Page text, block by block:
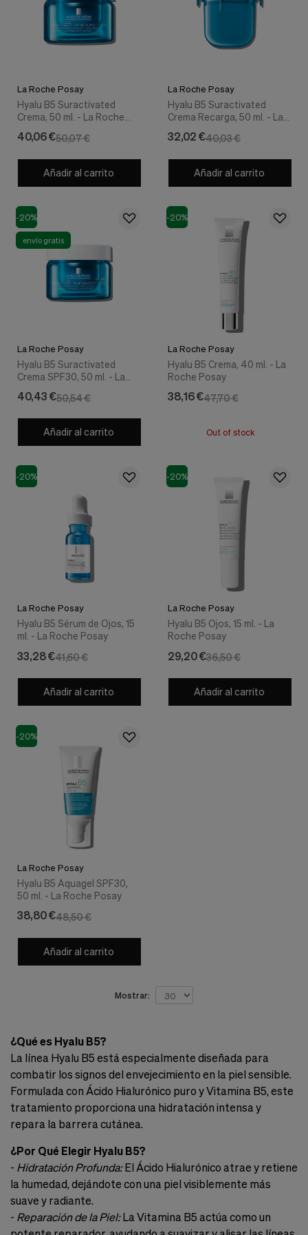
anuncios
pueden
interesantes
navegación.
Guardar preferencias
La Roche Posay
Hyalu B5 Suractivated
Crema, 50 ml. - La Roche
50,07 €
40,06 €
Añadir al carrito
La Roche Posay
Hyalu B5 Suractivated
Crema Recarga, 50 ml. - La
40,03 €
32,02 €
Añadir al carrito
-20%
envío gratis
La Roche Posay
Hyalu B5 Suractivated
Crema SPF30, 50 ml. - La
50,54 €
40,43 €
Añadir al carrito
-20%
La Roche Posay
Hyalu B5 Crema, 40 ml. - La
Roche Posay
47,70 €
38,16 €
Out of stock
-20%
La Roche Posay
Hyalu B5 Sérum de Ojos, 15
ml. - La Roche Posay
41,60 €
33,28 €
Añadir al carrito
-20%
La Roche Posay
Hyalu B5 Ojos, 15 ml. - La
Roche Posay
36,50 €
29,20 €
Añadir al carrito
-20%
La Roche Posay
Hyalu B5 Aquagel SPF30,
50 ml. - La Roche Posay
48,50 €
38,80 €
Añadir al carrito
Mostrar:
¿Qué es Hyalu B5?
La línea Hyalu B5 está especialmente diseñada para
combatir los signos del envejecimiento en la piel sensible.
Formulada con Ácido Hialurónico puro y Vitamina B5, este
tratamiento proporciona una hidratación intensa y
repara la barrera cutánea.
¿Por Qué Elegir Hyalu B5?
- Hidratación Profunda:El Ácido Hialurónico atrae y retiene
la humedad, dejándote con una piel visiblemente más
suave y radiante.
- Reparación de la Piel:La Vitamina B5 actúa como un